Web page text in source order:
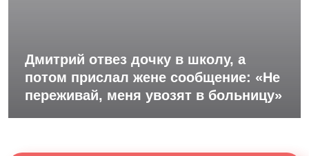
Дмитрий отвез дочку в школу, а
потом прислал жене сообщение: «Не
переживай, меня увозят в больницу»